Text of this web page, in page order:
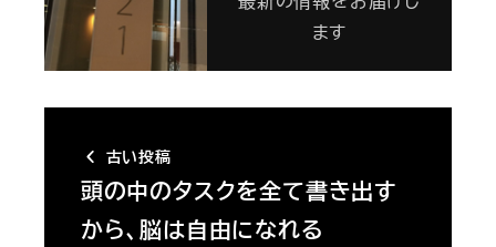
ます
古い投稿
頭の中のタスクを全て書き出す
から、脳は自由になれる